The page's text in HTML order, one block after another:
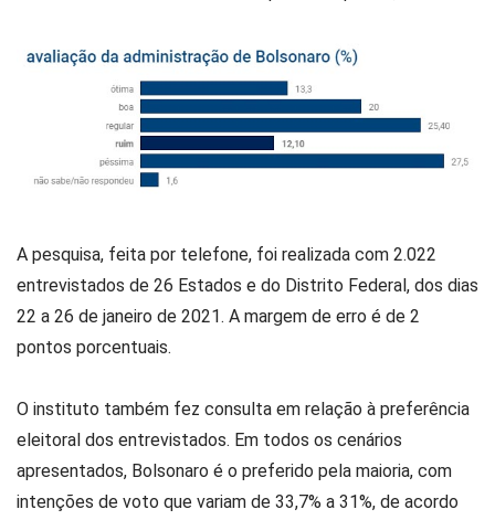
A pesquisa, feita por telefone, foi realizada com 2.022
entrevistados de 26 Estados e do Distrito Federal, dos dias
22 a 26 de janeiro de 2021. A margem de erro é de 2
pontos porcentuais.
O instituto também fez consulta em relação à preferência
eleitoral dos entrevistados. Em todos os cenários
apresentados, Bolsonaro é o preferido pela maioria, com
intenções de voto que variam de 33,7% a 31%, de acordo